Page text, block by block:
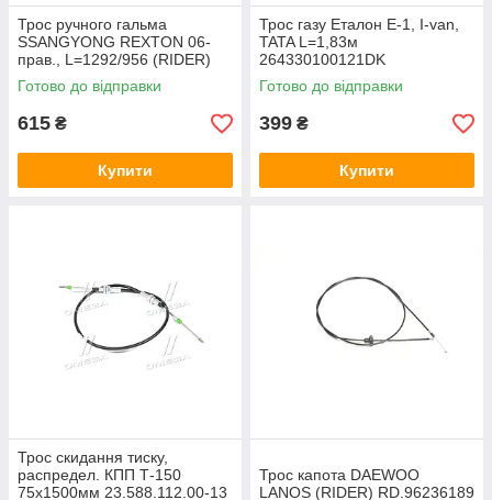
Трос ручного гальма
SSANGYONG REXTON 06-
прав., L=1292/956 (RIDER)
RD.4442K17459
Готово до відправки
615 ₴
Купити
Трос газу Еталон Е-1, І-van,
TATA L=1,83м
264330100121DK
Готово до відправки
399 ₴
Купити
Трос скидання тиску,
распредел. КПП Т-150
75х1500мм 23.588.112.00-13
Трос капота DAEWOO
LANOS (RIDER) RD.96236189